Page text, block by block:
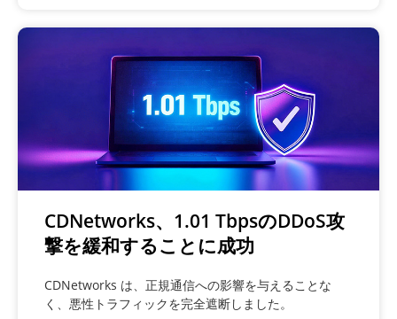
CDNetworks、1.01 TbpsのDDoS攻
撃を緩和することに成功
CDNetworks は、正規通信への影響を与えることな
く、悪性トラフィックを完全遮断しました。